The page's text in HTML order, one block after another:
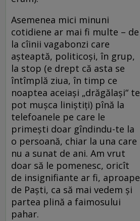
Asemenea mici minuni
cotidiene ar mai fi multe – de
la cîinii vagabonzi care
aşteaptă, politicoşi, în grup,
la stop (e drept că asta se
întîmplă ziua, în timp ce
noaptea aceiaşi „drăgălaşi“ te
pot muşca liniştiţi) pînă la
telefoanele pe care le
primeşti doar gîndindu-te la
o persoană, chiar la una care
nu a sunat de ani. Am vrut
doar să le pomenesc, oricît
de insignifiante ar fi, aproape
de Paşti, ca să mai vedem şi
partea plină a faimosului
pahar.